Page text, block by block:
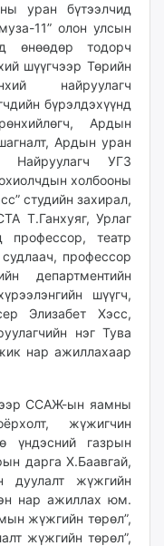
уран бүтээлчид
11” олон улсын
өнөөдөр тодорч
шүүгчээр Төрийн
найруулагч
бүрэлдэхүүнд
Ардын
Ардын уран
Найруулагч УГЗ
холбооны
студийн захирал,
Т.Ганхуяг, Урлаг
театр
профессор
департментийн
шүүгч,
Элизабет Хэсс,
нэг Тува
нар ажиллахаар
ССАЖ-ын яамны
жүжигчин
үндэсний газрын
дарга Х.Баавгай,
дуулалт жүжгийн
нар ажиллах юм.
жүжгийн төрөл”,
жүжгийн төрөл”,